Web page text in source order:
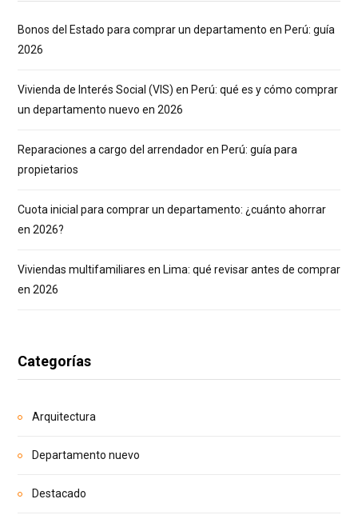
Bonos del Estado para comprar un departamento en Perú: guía
2026
Vivienda de Interés Social (VIS) en Perú: qué es y cómo comprar
un departamento nuevo en 2026
Reparaciones a cargo del arrendador en Perú: guía para
propietarios
Cuota inicial para comprar un departamento: ¿cuánto ahorrar
en 2026?
Viviendas multifamiliares en Lima: qué revisar antes de comprar
en 2026
Categorías
Arquitectura
Departamento nuevo
Destacado